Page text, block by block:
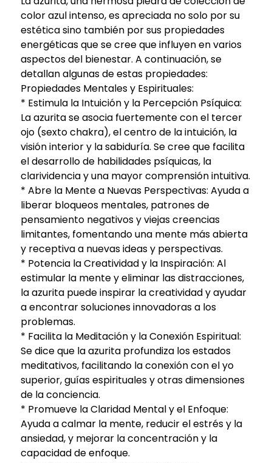
color azul intenso, es apreciada no solo por su
estética sino también por sus propiedades
energéticas que se cree que influyen en varios
aspectos del bienestar. A continuación, se
detallan algunas de estas propiedades:
Propiedades Mentales y Espirituales:
* Estimula la Intuición y la Percepción Psíquica:
La azurita se asocia fuertemente con el tercer
ojo (sexto chakra), el centro de la intuición, la
visión interior y la sabiduría. Se cree que facilita
el desarrollo de habilidades psíquicas, la
clarividencia y una mayor comprensión intuitiva.
* Abre la Mente a Nuevas Perspectivas: Ayuda a
liberar bloqueos mentales, patrones de
pensamiento negativos y viejas creencias
limitantes, fomentando una mente más abierta
y receptiva a nuevas ideas y perspectivas.
* Potencia la Creatividad y la Inspiración: Al
estimular la mente y eliminar las distracciones,
la azurita puede inspirar la creatividad y ayudar
a encontrar soluciones innovadoras a los
problemas.
* Facilita la Meditación y la Conexión Espiritual:
Se dice que la azurita profundiza los estados
meditativos, facilitando la conexión con el yo
superior, guías espirituales y otras dimensiones
de la conciencia.
* Promueve la Claridad Mental y el Enfoque:
Ayuda a calmar la mente, reducir el estrés y la
ansiedad, y mejorar la concentración y la
capacidad de enfoque.